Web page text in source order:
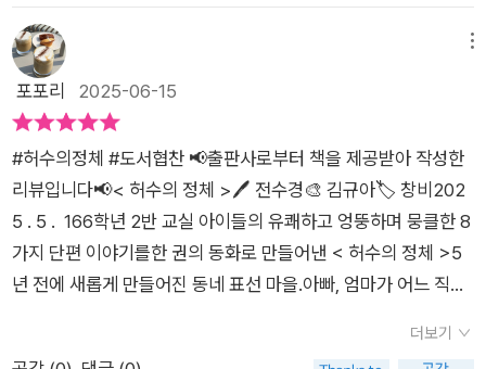
놓고간 휴대폰을 다시 가지러 왔다가 보게 되었는데 내 심장이 다
내려앉을 지경이었다. 갈수록 외롭고 고통스러운 노년기를 오래
보낼 가능성이 커진다. 이것에 대한 방책이란 없는 것일까. 해수
는 동생 지수보다 할아버지와의 추억이 훨씬 많다. 그런데도 애교
있게 달려드는 지수에 비해 할아버지 곁에 가길 꺼린다. 안타까운
엄마가 할아버지께 좀더 친절하면 좋겠다고 부탁하자 해수가 이
렇게 말한다.“나라면 변한 모습을 보여주기 싫을 것 같아. 나는
할아버지를 보는 게..... 미안해.”이 말에 엄마는 오열하고, 나도
무슨 말인지 너무나 알겠어서 마음이 쓰리다. 부디 조금이라도 더
존엄성을 지킬 수 있는 노년이 되길.「체험학습」에 나오는 주호는
조금 어려움을 가진 아이인 것 같다. 특히 타인과의 협의와 타협,
그리고 감정 조절에. 이런 아이들의 주변 사람들은 매우 피곤하고
정하고 우아한 사람이었다. 누구에게도 흐트러진 모습을 보이지
않았다. 손주인 해수에게조차 그랬다. 그런데 어느 날 갑자기 다
른 사람이 되어 버렸다. 아픈 몸에 갇혀 꼼짝할 수 없게 된 것이
다. 해수는 달라진 할아버지를 어떻게 대해야 할지 어려웠다.˝나
라면 변한 모습을 보여 주기 싫을 것 같아. 나는 할아버지를 보는
게...... 미안해.˝(102~103쪽)해수의 마음이 이해되어서 짠했다.
뒤에 나오는 할아버지의 마음도 알 것 같아서 짠했고. 개인적으로
이 이야기가 제일 슬펐다.다양한 아이들의 모습을 만날 수 있어
서, 아이들의 삶을 한 조각 볼 수 있어서 좋았다. 내가 만나는 아
이 책을 권한다.🔎<창비 선생님 북클럽>에 선정되어 출판사로
낚시 - 찬우 은서 범준 규호8. 우리반 아침 - 전부 + 혜지 하령 나
(깜비)​​이 아이들 모두를 펼친면에 그린 삽화가 앞, 뒤 표지로 사
용되었다.이 책에 정말 몰입해 읽고 나서 다람쥐에게 건내줬는데
그녀 역시 빠져들었고,가장 인상깊은 편은 <허수의 정체>라고
지 않았었는데 다람쥐가 “표지에 그려진 허수가 엄청 튄다”며 한
참 표지 이야기를 했다. 정말, 옆 얼굴 조차 보이지 않는 아이는
허수 뿐이다. 그 때부터였다. 이 표지 그림에 있는 아이들은 전부
등장인물이로구나 싶어서 책 내용과 삽화를 샅샅히 뒤져 이름을
찾기 시작했다. 아우 도파민 터진다!!! 일단 노트에 각 편에 등장
하는 아이들 이름을 전부 다 쓰고, 책을 다시 읽으면서 각 이야기
의 주인공과 서술자를 찾아보았다. 재밌는건 대체로 3인칭 전지
정체를 찾아내기 위해 탐정 놀이하는 아이들의 이야기다. 사실 알
고 보면 허수는 딱히 정체랄 것이 없고 허수에게 놀림을 당한 것
같다. 허수가 놀린 것이지만 아이들은 꽤 많이 변해 있다. 허수가
다녀간 뒤 친구를 단순하게 파악하지 않고 다양한 질문을 던지는
장면이 꽤 훈훈했다. 하나, 둘, 셋단편집 안에서 가장 가슴 따뜻한
이야기였다. 간혹 유치원부터 남자 친구, 여자 친구가 있다는 말
하는 영상을 보면 귀여워서 피식 웃게 된다. 그럼 사춘기가 시작
되는 5, 6학년가 사귄다고 하면 어떤 모습일까? 궁금하다. 유치
원 아이처럼 마냥 귀엽지도 않고 중학생처럼 커버린 상태도 아니
아하는 감정이 싹트는 순간을 아주 몰입감있게 쓴 작품이었다. 이
등장」 등의 작품에서는 우리가 흔히 지나치는 일상의 순간들이,
어린이의 눈과 마음을 통해 얼마나 복잡하고 풍성한 감정으로 채
워져 있는지 알 수 있었다. 특히 각 인물이 가지고 있는 상처나 결
는 점이 인상 깊었다.읽는 내내 “나도 저런 친구가 있었지”, “그땐
왜 그런 말을 했을까” 하는 되돌아보기를 하게 만든 작품이었다.
단순한 교훈이나 정답을 주기보다는, 조용히 질문을 던지고 스스
로 답을 찾아가게 하는 힘이 느껴졌다.어린이 독자들에게는 스스
로를 돌아보게 하는 성장의 거울이 되어줄 것 같다. 부드럽지만
포포리 2025-06-15
#허수의정체 #도서협찬 📢출판사로부터 책을 제공받아 작성한
리뷰입니다📢< 허수의 정체 >🖊️ 전수경🎨 김규아🏷 창비202
5 . 5 . 166학년 2반 교실 아이들의 유쾌하고 엉뚱하며 뭉클한 8
가지 단편 이야기를한 권의 동화로 만들어낸 < 허수의 정체 >5
년 전에 새롭게 만들어진 동네 표선 마을.아빠, 엄마가 어느 직장
통해 편을 만들거나 가르게 되어버린 아이들. 책의 제목이자 중심
더보기